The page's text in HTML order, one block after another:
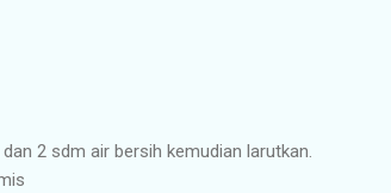
2 sdm air bersih kemudian larutkan.